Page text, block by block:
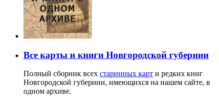
Все карты и книги Новгородской губернии
Полный сборник всех старинных карт и редких книг
Новгородской губернии, имеющихся на нашем сайте, в
одном архиве.